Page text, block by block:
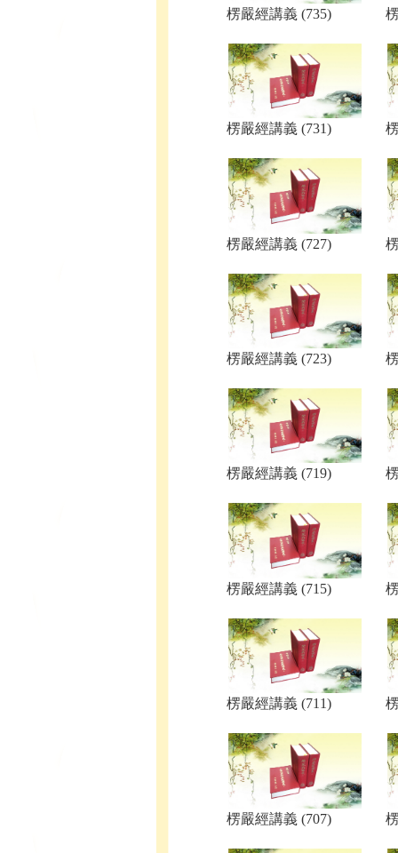
楞嚴經講義 (735)
楞嚴經講義 (731)
楞嚴經講義 (727)
楞嚴經講義 (723)
楞嚴經講義 (719)
楞嚴經講義 (715)
楞嚴經講義 (711)
楞嚴經講義 (707)